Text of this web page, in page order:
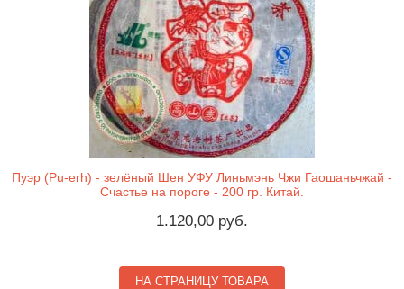
Пуэр (Pu-erh) - зелёный Шен УФУ Линьмэнь Чжи Гаошаньчжай -
Счастье на пороге - 200 гр. Китай.
1.120,00 руб.
НА СТРАНИЦУ ТОВАРА